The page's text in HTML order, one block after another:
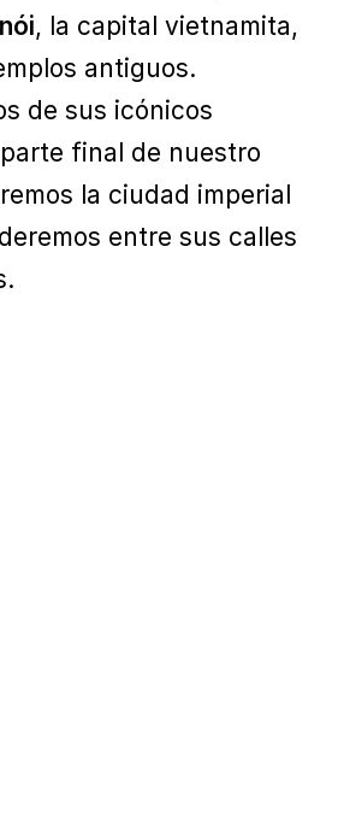
, la capital vietnamita,
antiguos.
de sus icónicos
final de nuestro
la ciudad imperial
entre sus calles